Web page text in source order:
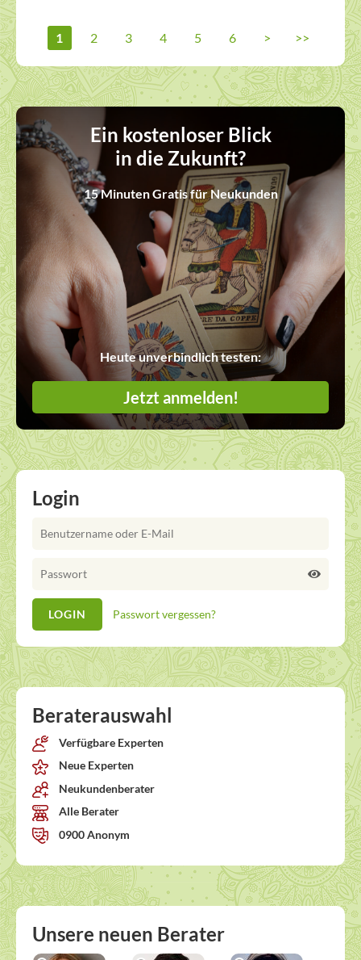
1 2 3 4 5 6 > >>
Ein kostenloser Blick
in die Zukunft?
15 Minuten Gratis für Neukunden
Heute unverbindlich testen:
Jetzt anmelden!
Login
Passwort vergessen?
Beraterauswahl
Verfügbare Experten
Neue Experten
Neukundenberater
Alle Berater
0900 Anonym
Unsere neuen Berater